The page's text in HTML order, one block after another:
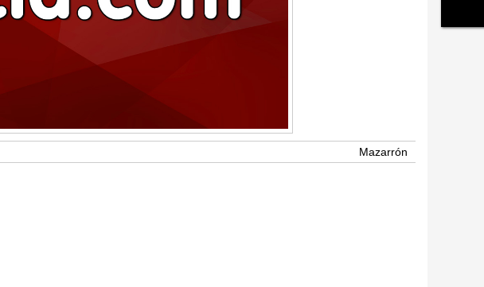
Mazarrón